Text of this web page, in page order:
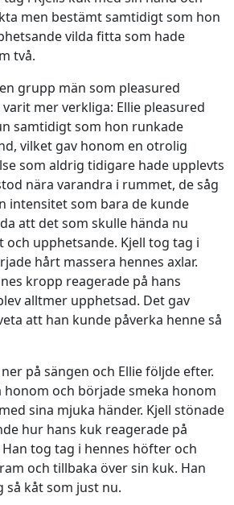
men bestämt samtidigt som hon
vilda fitta som hade
två.
grupp män som pleasured
mer verkliga: Ellie pleasured
samtidigt som hon runkade
vilket gav honom en otrolig
som aldrig tidigare hade upplevts
nära varandra i rummet, de såg
intensitet som bara de kunde
att det som skulle hända nu
och upphetsande. Kjell tog tag i
hårt massera hennes axlar.
kropp reagerade på hans
alltmer upphetsad. Det gav
att han kunde påverka henne så
på sängen och Ellie följde efter.
honom och började smeka honom
sina mjuka händer. Kjell stönade
hur hans kuk reagerade på
tog tag i hennes höfter och
och tillbaka över sin kuk. Han
så kåt som just nu.